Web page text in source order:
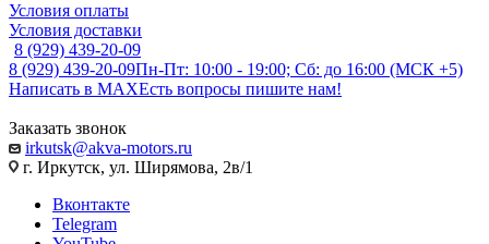
Условия оплаты
Условия доставки
8 (929) 439-20-09
8 (929) 439-20-09Пн-Пт: 10:00 - 19:00; Сб: до 16:00 (МСК +5)
Написать в MAXЕсть вопросы пишите нам!
Заказать звонок
irkutsk@akva-motors.ru
г. Иркутск, ул. Ширямова, 2в/1
Вконтакте
Telegram